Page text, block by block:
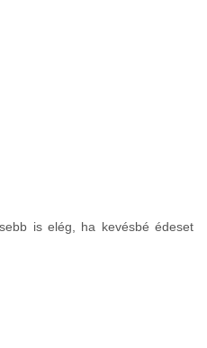
is elég, ha kevésbé édeset